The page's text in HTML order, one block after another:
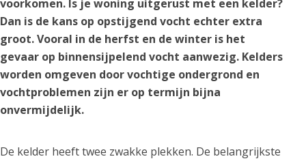
voorkomen. Is je woning uitgerust met een kelder?
Dan is de kans op opstijgend vocht echter extra
groot. Vooral in de herfst en de winter is het
gevaar op binnensijpelend vocht aanwezig. Kelders
worden omgeven door vochtige ondergrond en
vochtproblemen zijn er op termijn bijna
onvermijdelijk.
De kelder heeft twee zwakke plekken. De belangrijkste